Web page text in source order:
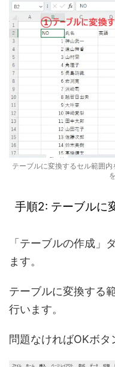
テーブルに変換するセル範囲内
手順2: テーブルに
「テーブルの作成」
ます。
テーブルに変換する
行います。
問題なければOKボ